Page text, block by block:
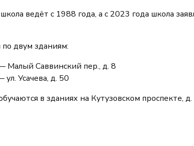
ведёт с 1988 года, а с 2023 года школа
двум зданиям:
Малый Саввинский пер., д. 8
Усачева, д. 50
в зданиях на Кутузовском проспекте,